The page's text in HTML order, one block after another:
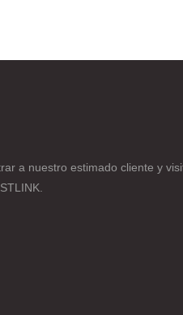
a nuestro estimado cliente y